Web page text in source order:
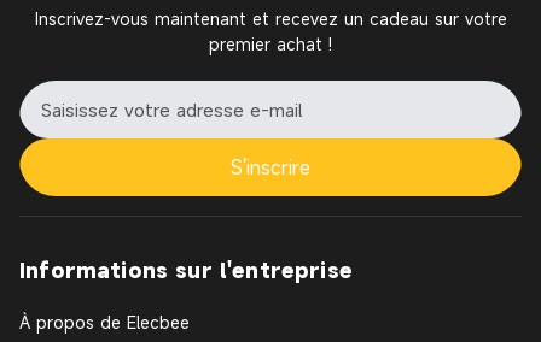
Inscrivez-vous maintenant et recevez un cadeau sur votre
premier achat !
S'inscrire
Informations sur l'entreprise
À propos de Elecbee